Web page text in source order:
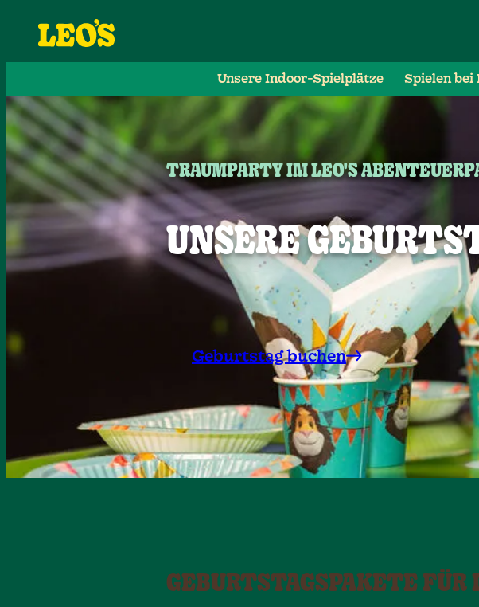
Unsere Indoor-Spielplätze Spielen bei
UNSERE
TRAUMPARTY IM LEO'S
Geburtstag buchen
GEBURTSTAGSPAKETE